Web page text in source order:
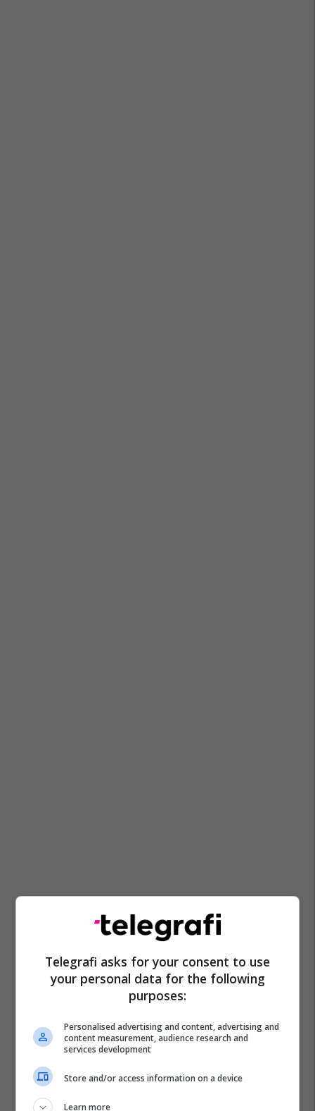
Frederik Rreshpja
Telegrafi asks for your consent to use
your personal data for the following
purposes:
Personalised advertising and content, advertising and
content measurement, audience research and
services development
Store and/or access information on a device
Learn more